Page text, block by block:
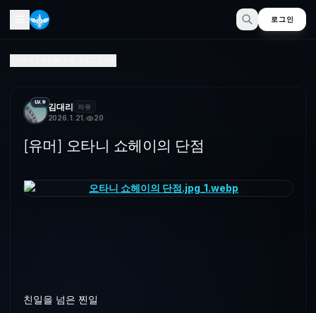
로그인
LV.9 김대리 자유
2026. 1. 21. 20
[유머] 오타니 쇼헤이의 단점
친일을 넘은 찐일